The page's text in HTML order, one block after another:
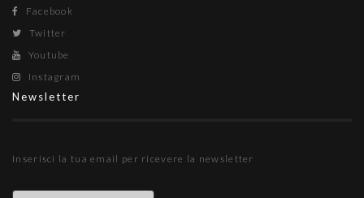
Facebook
Twitter
Youtube
Instagram
Newsletter
Inserisci la tua email per ricevere la newsletter